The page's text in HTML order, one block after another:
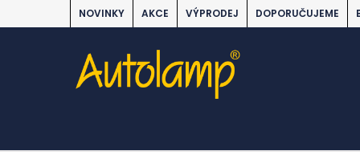
NOVINKY AKCE VÝPRODEJ DOPORUČUJEME